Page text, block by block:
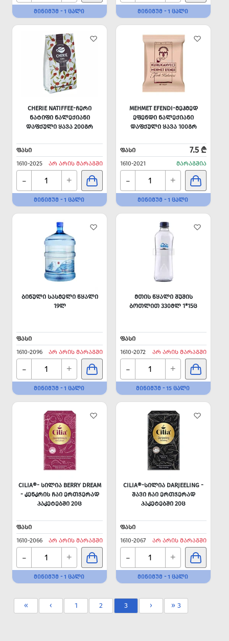
ᲛᲘᲜᲘᲛᲣᲛ - 1 ᲪᲐᲚᲘ ᲛᲘᲜᲘᲛᲣᲛ - 1 ᲪᲐᲚᲘ
CHERIE NATIFFEE-ᲩᲔᲠᲘ
ᲜᲐᲢᲘᲤᲘ ᲜᲐᲚᲔᲥᲘᲐᲜᲘ
ᲓᲐᲤᲥᲣᲚᲘ ᲧᲐᲕᲐ 200ᲒᲠ
ᲤᲐᲡᲘ
1610-2025
ᲐᲠ ᲐᲠᲘᲡ ᲛᲐᲠᲐᲒᲨᲘ
- +
ᲛᲘᲜᲘᲛᲣᲛ - 1 ᲪᲐᲚᲘ
MEHMET EFENDI-ᲛᲔᲰᲛᲔᲓ
ᲔᲤᲔᲜᲓᲘ ᲜᲐᲚᲔᲥᲘᲐᲜᲘ
ᲓᲐᲤᲥᲣᲚᲘ ᲧᲐᲕᲐ 100ᲒᲠ
ᲤᲐᲡᲘ 7.5 ₾
1610-2021 ᲛᲐᲠᲐᲒᲨᲘᲐ
- +
ᲛᲘᲜᲘᲛᲣᲛ - 1 ᲪᲐᲚᲘ
ᲑᲘᲜᲣᲚᲘ ᲡᲐᲡᲛᲔᲚᲘ ᲬᲧᲐᲚᲘ
19Ლ
ᲤᲐᲡᲘ
1610-2096
ᲐᲠ ᲐᲠᲘᲡ ᲛᲐᲠᲐᲒᲨᲘ
- +
ᲛᲘᲜᲘᲛᲣᲛ - 1 ᲪᲐᲚᲘ
ᲛᲗᲘᲡ ᲬᲧᲐᲚᲘ ᲨᲣᲨᲘᲡ
ᲑᲝᲗᲚᲘᲗ 330ᲛᲚ 1*15Ც
ᲤᲐᲡᲘ
1610-2072
ᲐᲠ ᲐᲠᲘᲡ ᲛᲐᲠᲐᲒᲨᲘ
- +
ᲛᲘᲜᲘᲛᲣᲛ - 15 ᲪᲐᲚᲘ
CILIA®- ᲡᲘᲚᲘᲐ BERRY DREAM
- ᲙᲔᲜᲙᲠᲘᲡ ᲩᲐᲘ ᲔᲠᲗᲯᲔᲠᲐᲓ
ᲞᲐᲙᲔᲢᲔᲑᲨᲘ 20Ც
ᲤᲐᲡᲘ
1610-2066
ᲐᲠ ᲐᲠᲘᲡ ᲛᲐᲠᲐᲒᲨᲘ
- +
ᲛᲘᲜᲘᲛᲣᲛ - 1 ᲪᲐᲚᲘ
CILIA®-ᲡᲘᲚᲘᲐ DARJEELING -
ᲨᲐᲕᲘ ᲩᲐᲘ ᲔᲠᲗᲯᲔᲠᲐᲓ
ᲞᲐᲙᲔᲢᲔᲑᲨᲘ 20Ც
ᲤᲐᲡᲘ
1610-2067
ᲐᲠ ᲐᲠᲘᲡ ᲛᲐᲠᲐᲒᲨᲘ
- +
ᲛᲘᲜᲘᲛᲣᲛ - 1 ᲪᲐᲚᲘ
« ‹ 1 2 3 › » 3